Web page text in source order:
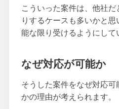
こういった案件は、他社
りするケースも多いかと
能な限り受けるようにして
なぜ対応が可能か
そうした案件をなぜ対応
かの理由が考えられます。